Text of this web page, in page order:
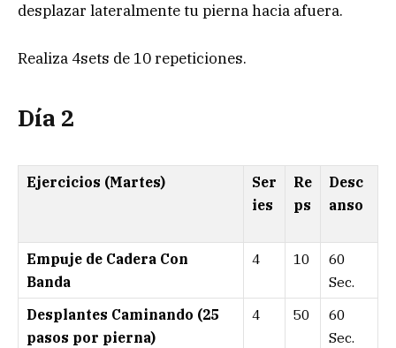
desplazar lateralmente tu pierna hacia afuera.
Realiza 4sets de 10 repeticiones.
Día 2
Ejercicios (Martes)
Ser
ies
Re
ps
Desc
anso
Empuje de Cadera Con
Banda
4 10
60
Sec.
Desplantes Caminando (25
pasos por pierna)
4 50
60
Sec.